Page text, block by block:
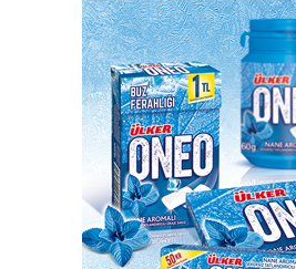
Г.Билгүүдэй:
зохиол, үлгэрүүдийг
хэрэгтэй”
2021-05-28
Хөл хорионы үед
2020-11-21
Б.Болдбаатар: “Нэг
бизнес учраас жилд